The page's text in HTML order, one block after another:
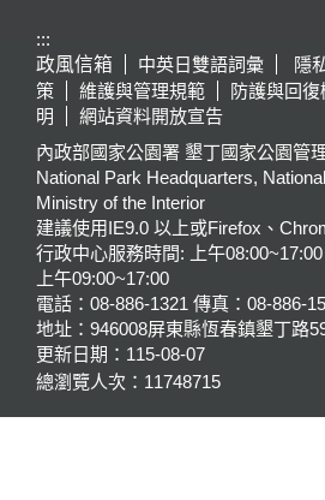
:::
政風信箱
中英日雙語詞彙 隱
策
維護與管理規範 防護與回復
明
網站資料開放宣告
內政部國家公園署 墾丁國家公園管
National Park Headquarters,
Ministry of the Interior
建議使用IE9.0 以上或Firefox、
行政中心服務時間: 上午
上午09:00~17:00
電話：08-886-1321 傳真：08-886-
地址：946008屏東縣恆春鎮墾丁路
更新日期： 115-08-07
總瀏覽人次： 11748715